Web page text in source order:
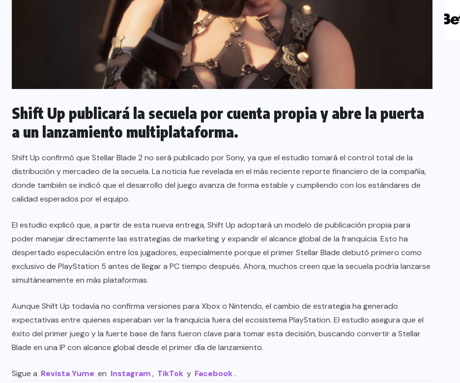
Shift Up publicará la secuela por cuenta propia y abre la puerta
a un lanzamiento multiplataforma.
Shift Up confirmó que Stellar Blade 2 no será publicado por Sony, ya que el estudio tomará el control total de la
distribución y mercadeo de la secuela. La noticia fue revelada en el más reciente reporte financiero de la compañía,
donde también se indicó que el desarrollo del juego avanza de forma estable y cumpliendo con los estándares de
calidad esperados por el equipo.
El estudio explicó que, a partir de esta nueva entrega, Shift Up adoptará un modelo de publicación propia para
poder manejar directamente las estrategias de marketing y expandir el alcance global de la franquicia. Esto ha
despertado especulación entre los jugadores, especialmente porque el primer Stellar Blade debutó primero como
exclusivo de PlayStation 5 antes de llegar a PC tiempo después. Ahora, muchos creen que la secuela podría lanzarse
simultáneamente en más plataformas.
Aunque Shift Up todavía no confirma versiones para Xbox o Nintendo, el cambio de estrategia ha generado
expectativas entre quienes esperaban ver la franquicia fuera del ecosistema PlayStation. El estudio asegura que el
éxito del primer juego y la fuerte base de fans fueron clave para tomar esta decisión, buscando convertir a Stellar
Blade en una IP con alcance global desde el primer día de lanzamiento.
Sigue a Revista Yume en Instagram, TikTok y Facebook.